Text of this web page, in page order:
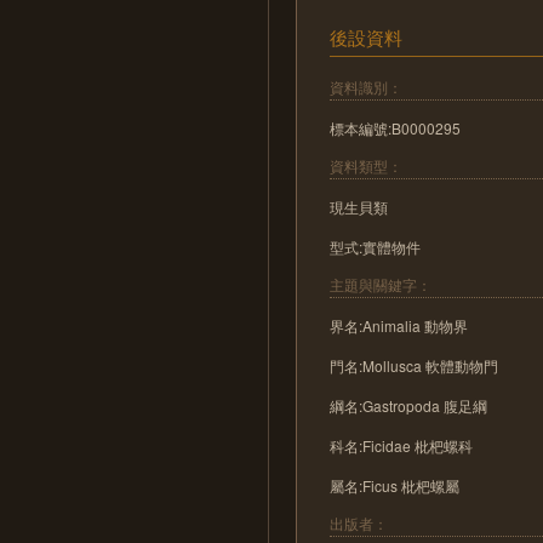
後設資料
資料識別：
標本編號:B0000295
資料類型：
現生貝類
型式:實體物件
主題與關鍵字：
界名:Animalia 動物界
門名:Mollusca 軟體動物門
綱名:Gastropoda 腹足綱
科名:Ficidae 枇杷螺科
屬名:Ficus 枇杷螺屬
出版者：